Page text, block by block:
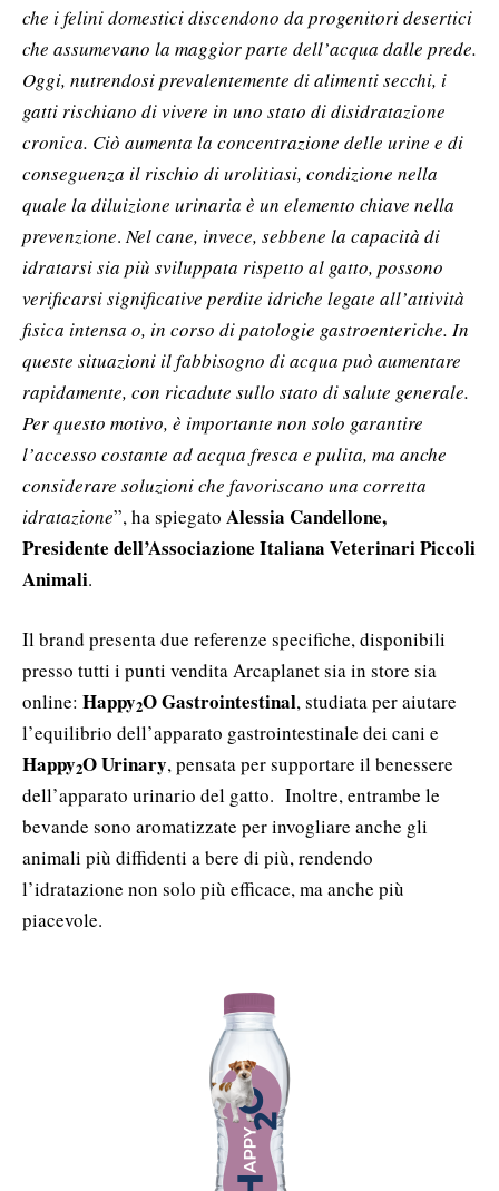
che i felini domestici discendono da progenitori desertici
che assumevano la maggior parte dell’acqua dalle prede.
Oggi, nutrendosi prevalentemente di alimenti secchi, i
gatti rischiano di vivere in uno stato di disidratazione
cronica. Ciò aumenta la concentrazione delle urine e di
conseguenza il rischio di urolitiasi, condizione nella
quale la diluizione urinaria è un elemento chiave nella
prevenzione.Nel cane, invece, sebbene la capacità di
idratarsi sia più sviluppata rispetto al gatto, possono
verificarsi significative perdite idriche legate all’attività
fisica intensa o, in corso di patologie gastroenteriche. In
queste situazioni il fabbisogno di acqua può aumentare
rapidamente, con ricadute sullo stato di salute generale.
Per questo motivo, è importante non solo garantire
l’accesso costante ad acqua fresca e pulita, ma anche
considerare soluzioni che favoriscano una corretta
idratazione”, ha spiegato Alessia Candellone,
Presidente dell’Associazione Italiana Veterinari Piccoli
Animali.
Il brand presenta due referenze specifiche, disponibili
presso tutti i punti vendita Arcaplanet sia in store sia
online: Happy2O Gastrointestinal, studiata per aiutare
l’equilibrio dell’apparato gastrointestinale dei cani e
Happy2O Urinary, pensata per supportare il benessere
dell’apparato urinario del gatto. Inoltre, entrambe le
bevande sono aromatizzate per invogliare anche gli
animali più diffidenti a bere di più, rendendo
l’idratazione non solo più efficace, ma anche più
piacevole.